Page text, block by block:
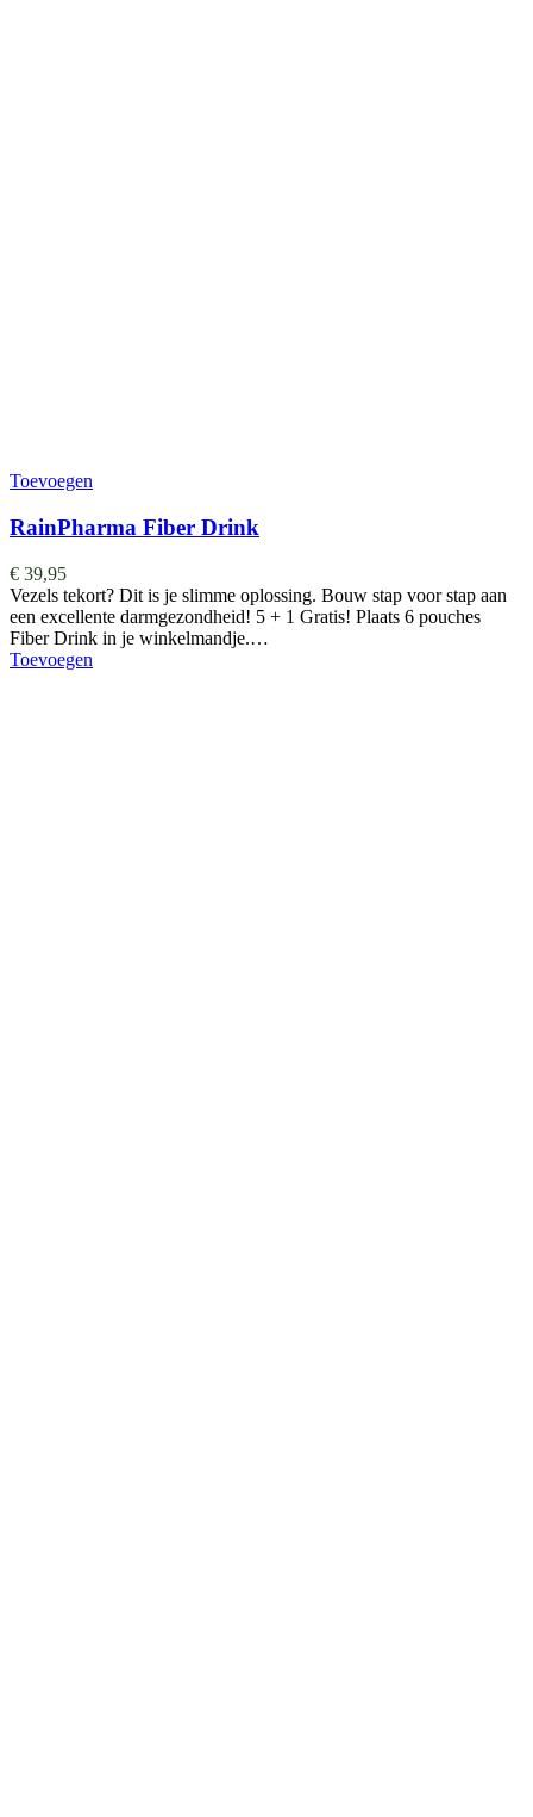
Toevoegen
RainPharma Fiber Drink
€ 39,95
Vezels tekort? Dit is je slimme oplossing. Bouw stap voor stap aan
een excellente darmgezondheid! 5 + 1 Gratis! Plaats 6 pouches
Fiber Drink in je winkelmandje.…
Toevoegen